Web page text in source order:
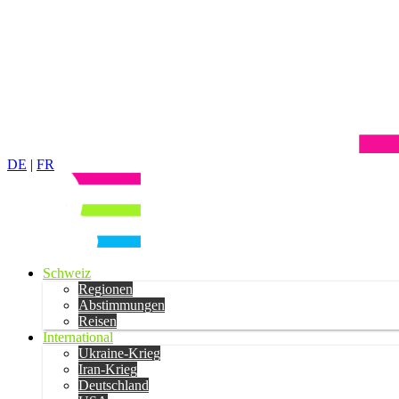
DE | FR
Schweiz
Regionen
Abstimmungen
Reisen
International
Ukraine-Krieg
Iran-Krieg
Deutschland